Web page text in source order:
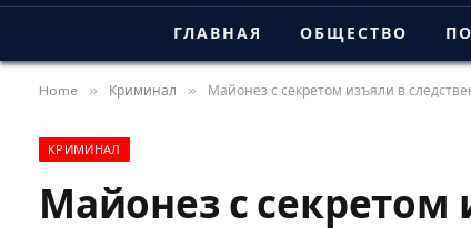
ГЛАВНАЯ ОБЩЕСТВО
Home » Криминал » Майонез с секретом изъяли в
КРИМИНАЛ
Майонез с секретом